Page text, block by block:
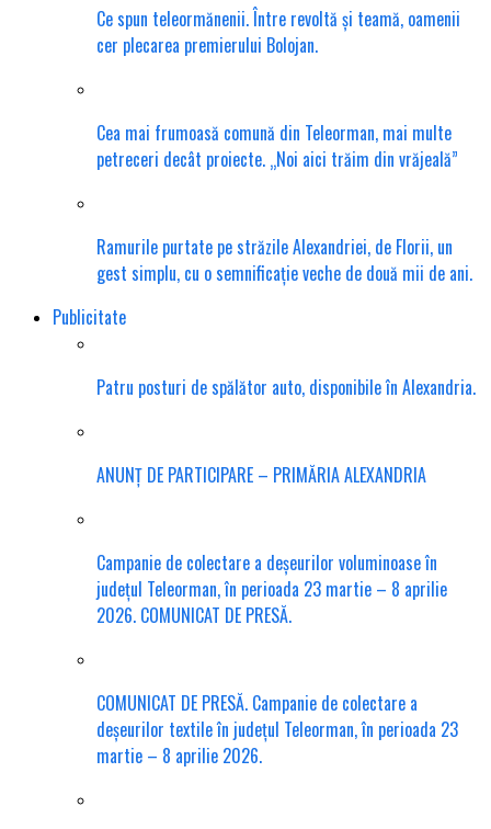
Ce spun teleormănenii. Între revoltă și teamă, oamenii
cer plecarea premierului Bolojan.
Cea mai frumoasă comună din Teleorman, mai multe
petreceri decât proiecte. „Noi aici trăim din vrăjeală”
Ramurile purtate pe străzile Alexandriei, de Florii, un
gest simplu, cu o semnificație veche de două mii de ani.
Publicitate
Patru posturi de spălător auto, disponibile în Alexandria.
ANUNȚ DE PARTICIPARE – PRIMĂRIA ALEXANDRIA
Campanie de colectare a deșeurilor voluminoase în
județul Teleorman, în perioada 23 martie – 8 aprilie
2026. COMUNICAT DE PRESĂ.
COMUNICAT DE PRESĂ. Campanie de colectare a
deșeurilor textile în județul Teleorman, în perioada 23
martie – 8 aprilie 2026.